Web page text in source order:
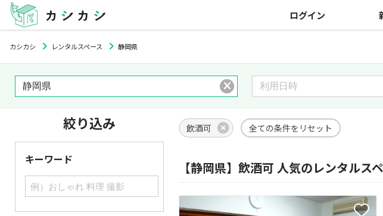
ログイン
カシカシ レンタルスペース 静岡県
絞り込み
キーワード
飲酒可 全ての条件をリセット
【静岡県】飲酒可 人気のレンタルス